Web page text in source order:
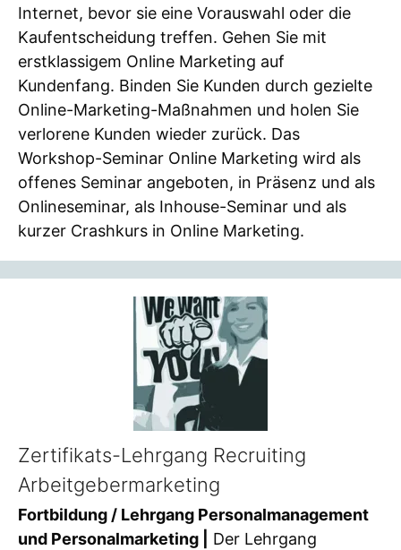
Internet, bevor sie eine Vorauswahl oder die
Kaufentscheidung treffen. Gehen Sie mit
erstklassigem Online Marketing auf
Kundenfang. Binden Sie Kunden durch gezielte
Online-Marketing-Maßnahmen und holen Sie
verlorene Kunden wieder zurück. Das
Workshop-Seminar Online Marketing wird als
offenes Seminar angeboten, in Präsenz und als
Onlineseminar, als Inhouse-Seminar und als
kurzer Crashkurs in Online Marketing.
Zertifikats-Lehrgang Recruiting
Arbeitgebermarketing
Fortbildung / Lehrgang Personalmanagement
und Personalmarketing |
Der Lehrgang